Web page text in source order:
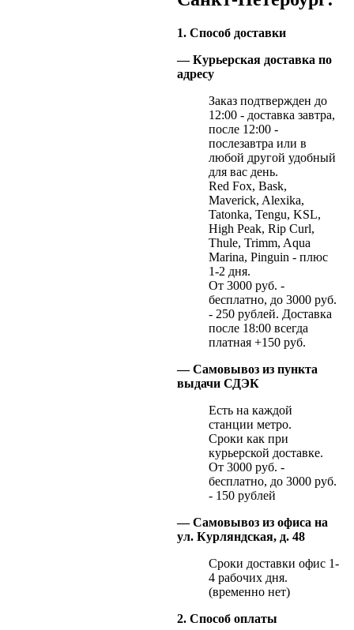
1. Способ доставки
— Курьерская доставка по
адресу
Заказ подтвержден до
12:00 - доставка завтра,
после 12:00 -
послезавтра или в
любой другой удобный
для вас день.
Red Fox, Bask,
Maverick, Alexika,
Tatonka, Tengu, KSL,
High Peak, Rip Curl,
Thule, Trimm, Aqua
Marina, Pinguin - плюс
1-2 дня.
От 3000 руб. -
бесплатно, до 3000 руб.
- 250 рублей. Доставка
после 18:00 всегда
платная +150 руб.
— Самовывоз из пункта
выдачи СДЭК
Есть на каждой
станции метро.
Сроки как при
курьерской доставке.
От 3000 руб. -
бесплатно, до 3000 руб.
- 150 рублей
— Самовывоз из офиса на
ул. Курляндская, д. 48
Сроки доставки офис 1-
4 рабочих дня.
(временно нет)
2. Способ оплаты